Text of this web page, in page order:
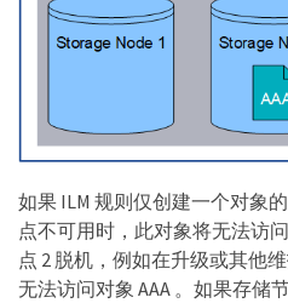
如果 ILM 规则仅创建一个对象
点不可用时，此对象将无法访
点 2 脱机，例如在升级或其他
无法访问对象 AAA 。如果存储